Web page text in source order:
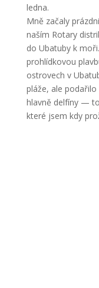
ledna.
Mně začaly
naším Rotary
do Ubatuby k
prohlídkovou
ostrovech v
pláže, ale
hlavně delfíny —
které jsem kdy